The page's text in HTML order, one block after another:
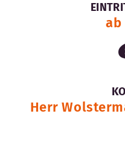
Herr